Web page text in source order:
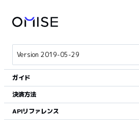
ガイド
決済方法
APIリファレンス